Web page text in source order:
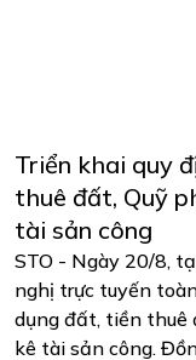
Triển khai quy
thuê đất, Quỹ
tài sản công
STO - Ngày 20/8,
nghị trực tuyến
dụng đất, tiền thuê
kê tài sản công.